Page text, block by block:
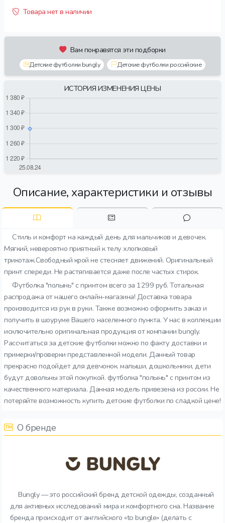
Товара нет в наличии
Вам понравятся эти подборки
Детские футболки bungly Детские футболки российские
ИСТОРИЯ ИЗМЕНЕНИЯ ЦЕНЫ
Описание, характеристики и отзывы
Стиль и комфорт на каждый день для мальчиков и девочек.
Мягкий, невероятно приятный к телу хлопковый
трикотаж.Свободный крой не стесняет движений. Оригинальный
принт спереди. Не растягивается даже после частых стирок.
Футболка "полынь" с принтом всего за 1299 руб. Тотальная
распродажа от нашего онлайн-магазина! Доставка товара
производится из рук в руки. Также возможно оформить заказ и
получить в шоуруме Вашего населенного пункта. У нас в коллекции
исключительно оригинальная продукция от компании bungly.
Рассчитаться за детские футболки можно по факту доставки и
примерки/проверки представленной модели. Данный товар
прекрасно подойдет для девчонок. малыши, дошкольники, дети
будут довольны этой покупкой. футболка "полынь" с принтом из
качественного материала. Данная модель привезена из россии. Не
потеряйте возможность купить детские футболки по сладкой цене!
О бренде
Bungly — это российский бренд детской одежды, созданный
для активных исследований мира и комфортного сна. Название
бренда происходит от английского «to bungle» (делать с